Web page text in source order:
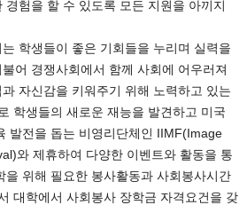
경험을 할 수 있도록 모든 지원을 아끼지
학생들이 좋은 기회들을 누리며 실력을
어 경쟁사회에서 함께 사회에 어우러져
자신감을 키워주기 위해 노력하고 있는
학생들의 새로운 재능을 발견하고 미국
발전을 돕는 비영리단체인 IIMF(Image
와 제휴하여 다양한 이벤트와 활동을 통
을 위해 필요한 봉사활동과 사회봉사시간
대학에서 사회봉사 장학금 자격요건을 갖